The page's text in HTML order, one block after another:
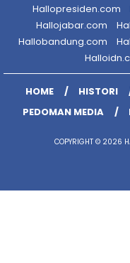
Hallopresiden.com
Hallojabar.com
Hallobandung.com
HOME HISTORI
PEDOMAN MEDIA
COPYRIGHT © 2026